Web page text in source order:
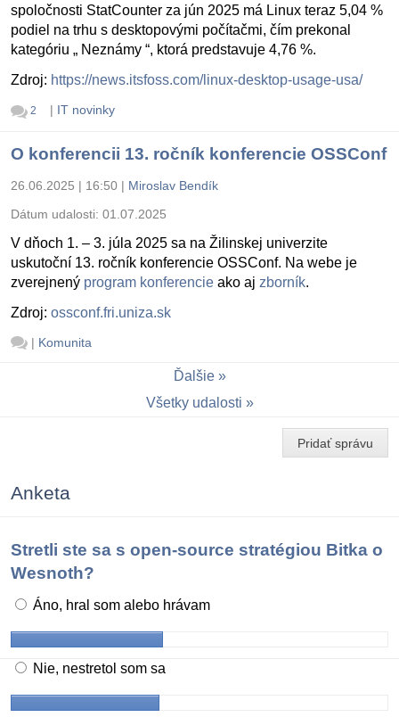
spoločnosti StatCounter za jún 2025 má Linux teraz 5,04 %
podiel na trhu s desktopovými počítačmi, čím prekonal
kategóriu „ Neznámy “, ktorá predstavuje 4,76 %.
Zdroj: https://news.itsfoss.com/linux-desktop-usage-usa/
2 | IT novinky
O konferencii 13. ročník konferencie OSSConf
26.06.2025 | 16:50 | Miroslav Bendík
Dátum udalosti: 01.07.2025
V dňoch 1. – 3. júla 2025 sa na Žilinskej univerzite
uskutoční 13. ročník konferencie OSSConf. Na webe je
zverejnený program konferencie ako aj zborník.
Zdroj: ossconf.fri.uniza.sk
| Komunita
Ďalšie
Všetky udalosti
Pridať správu
Anketa
Stretli ste sa s open-source stratégiou Bitka o
Wesnoth?
Áno, hral som alebo hrávam
Nie, nestretol som sa